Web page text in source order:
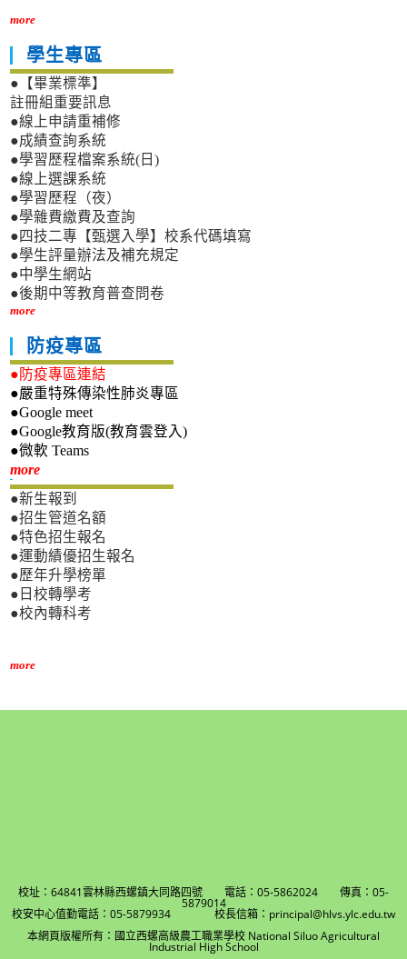
more
學生專區
●【畢業標準】
註冊組重要訊息
●線上申請重補修
●成績查詢系統
●學習歷程檔案系統(日)
●線上選課系統
●學習歷程（夜）
●學雜費繳費及查詢
●四技二專【甄選入學】校系代碼填寫
●學生評量辦法及補充規定
●中學生網站
●後期中等教育普查問卷
more
防疫專區
●防疫專區連結
●嚴重特殊傳染性肺炎專區
●Google meet
●Google教育版(教育雲登入)
●微軟 Teams
more新生專區
●新生報到
●招生管道名額
●特色招生報名
●運動績優招生報名
●歷年升學榜單
●日校轉學考
●校內轉科考
more
校址：64841雲林縣西螺鎮大同路四號 電話：05-5862024 傳真：05-
5879014
校安中心值勤電話：05-5879934 校長信箱：principal@hlvs.ylc.edu.tw
本網頁版權所有：國立西螺高級農工職業學校 National Siluo Agricultural
Industrial High School